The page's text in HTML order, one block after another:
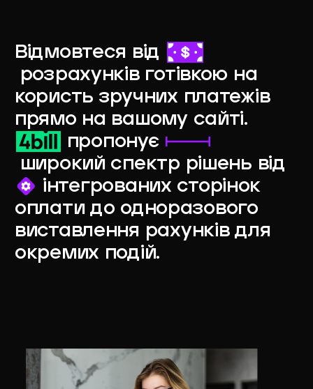
Відмовтеся від
розрахунків готівкою на
користь зручних платежів
прямо на вашому сайті.
пропонує
широкий спектр рішень від
інтегрованих сторінок
оплати до одноразового
виставлення рахунків для
окремих подій.